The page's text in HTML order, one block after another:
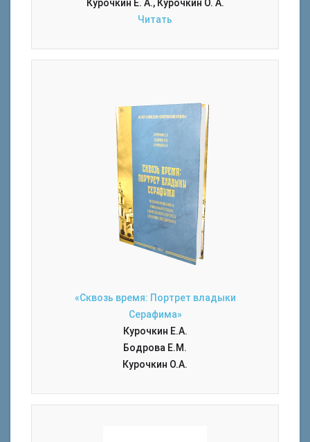
Курочкин Е. А., Курочкин О. А.
Читать
«Сквозь время: Портрет владыки
Серафима»
Курочкин Е.А.
Бодрова Е.М.
Курочкин О.А.